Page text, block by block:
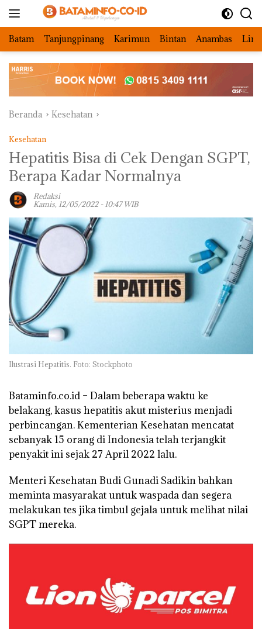
Batam Tanjungpinang Karimun Bintan Anambas
Beranda Kesehatan
Kesehatan
Hepatitis Bisa di Cek Dengan SGPT,
Berapa Kadar Normalnya
Redaksi
Kamis, 12/05/2022 - 10:47 WIB
Ilustrasi Hepatitis. Foto: Stockphoto
Bataminfo.co.id – Dalam beberapa waktu ke
belakang, kasus hepatitis akut misterius menjadi
perbincangan. Kementerian Kesehatan mencatat
sebanyak 15 orang di Indonesia telah terjangkit
penyakit ini sejak 27 April 2022 lalu.
Menteri Kesehatan Budi Gunadi Sadikin bahkan
meminta masyarakat untuk waspada dan segera
melakukan tes jika timbul gejala untuk melihat nilai
SGPT mereka.